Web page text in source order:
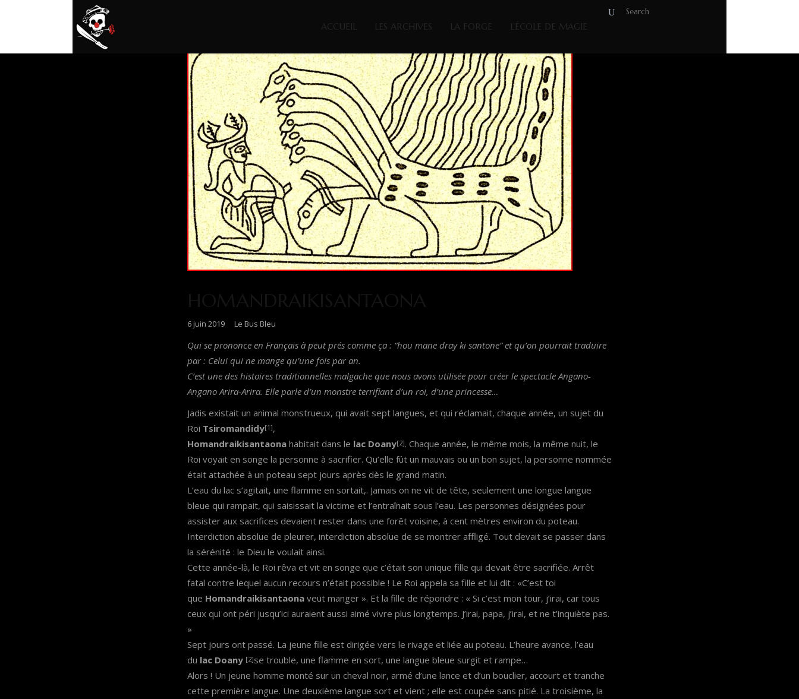
ACCUEIL LES ARCHIVES LA FORGE L’ÉCOLE DE MAGIE
6 juin 2019 Le Bus Bleu
Qui se prononce en Français à peut prés comme ça : “hou mane dray ki santone” et qu’on pourrait traduire
par : Celui qui ne mange qu’une fois par an.
C’est une des histoires traditionnelles malgache que nous avons utilisée pour créer le spectacle Angano-
Angano Arira-Arira. Elle parle d’un monstre terrifiant d’un roi, d’une princesse…
Jadis existait un animal monstrueux, qui avait sept langues, et qui réclamait, chaque année, un sujet du
Roi Tsiromandidy[1],
Homandraikisantaona habitait dans le lac Doany[2]. Chaque année, le même mois, la même nuit, le
Roi voyait en songe la personne à sacrifier. Qu’elle fût un mauvais ou un bon sujet, la personne nommée
était attachée à un poteau sept jours après dès le grand matin.
L’eau du lac s’agitait, une flamme en sortait,. Jamais on ne vit de tête, seulement une longue langue
bleue qui rampait, qui saisissait la victime et l’entraînait sous l’eau. Les personnes désignées pour
assister aux sacrifices devaient rester dans une forêt voisine, à cent mètres environ du poteau.
Interdiction absolue de pleurer, interdiction absolue de se montrer affligé. Tout devait se passer dans
la sérénité : le Dieu le voulait ainsi.
Cette année-là, le Roi rêva et vit en songe que c’était son unique fille qui devait être sacrifiée. Arrêt
fatal contre lequel aucun recours n’était possible ! Le Roi appela sa fille et lui dit : «C’est toi
que Homandraikisantaona veut manger ». Et la fille de répondre : « Si c’est mon tour, j’irai, car tous
ceux qui ont péri jusqu’ici auraient aussi aimé vivre plus longtemps. J’irai, papa, j’irai, et ne t’inquiète pas.
»
Sept jours ont passé. La jeune fille est dirigée vers le rivage et liée au poteau. L’heure avance, l’eau
du lac Doany [2]se trouble, une flamme en sort, une langue bleue surgit et rampe…
Alors ! Un jeune homme monté sur un cheval noir, armé d’une lance et d’un bouclier, accourt et tranche
cette première langue. Une deuxième langue sort et vient ; elle est coupée sans pitié. La troisième, la